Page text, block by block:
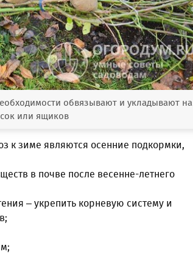
обвязывают и укладывают на
или ящиков
к зиме являются осенние подкормки,
в почве после весенне-летнего
– укрепить корневую систему и